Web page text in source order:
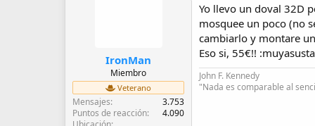
IronMan
Miembro
Veterano
Mensajes
3.753
Puntos de reacción
4.090
Yo llevo un doval 32D
mosquee un poco (no
cambiarlo y montare
Eso si, 55€!!
John F. Kennedy
"Nada es comparable al